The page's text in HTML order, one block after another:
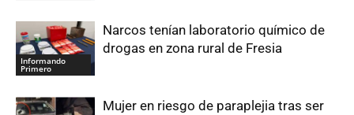
Informando
Primero
Narcos tenían laboratorio químico de
drogas en zona rural de Fresia
Mujer en riesgo de paraplejia tras ser